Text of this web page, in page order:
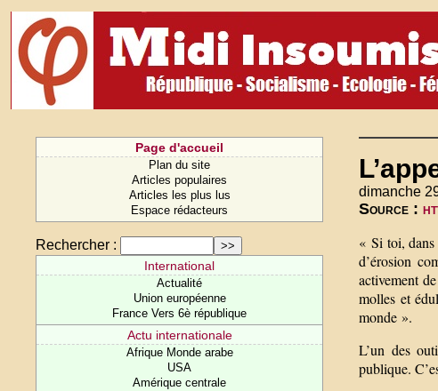
Page d'accueil
Plan du site
Articles populaires
Articles les plus lus
Espace rédacteurs
Rechercher :
International
Actualité
Union européenne
France Vers 6è république
Actu internationale
Afrique Monde arabe
USA
Amérique centrale
dimanche
Source :
« Si toi, dans
d’érosion
activement
molles et
monde ».
L’un des
publique.